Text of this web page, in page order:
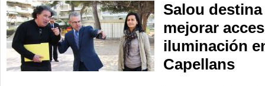
Salou destina
mejorar
iluminación
Capellans